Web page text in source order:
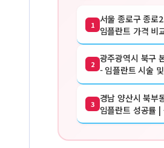
1 서울 종로구 종로
임플란트 가격 비
2 광주광역시 북구
- 임플란트 시술
3 경남 양산시 북부
임플란트 성공률 |